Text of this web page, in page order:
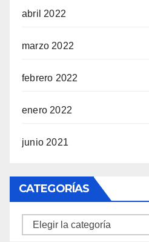
abril 2022
marzo 2022
febrero 2022
enero 2022
junio 2021
CATEGORÍAS
Categorías